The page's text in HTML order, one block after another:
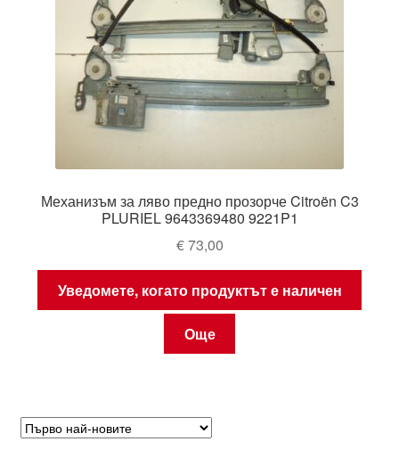
Механизъм за ляво предно прозорче Citroën C3
PLURIEL 9643369480 9221P1
€73,00
Уведомете, когато продуктът е наличен
Още